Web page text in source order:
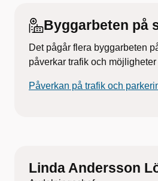
Byggarbeten på
Det pågår flera byggarbeten
påverkar trafik och
Påverkan på trafik och
Linda Andersson